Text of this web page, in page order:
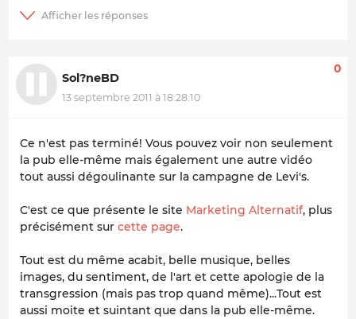
Sol?neBD
13 septembre 2011 à 18:28:10
0
Ce n'est pas terminé! Vous pouvez voir non seulement
la pub elle-même mais également une autre vidéo
tout aussi dégoulinante sur la campagne de Levi's.
C'est ce que présente le site Marketing Alternatif, plus
précisément sur cette page.
Tout est du même acabit, belle musique, belles
images, du sentiment, de l'art et cette apologie de la
transgression (mais pas trop quand même)...Tout est
aussi moite et suintant que dans la pub elle-même.